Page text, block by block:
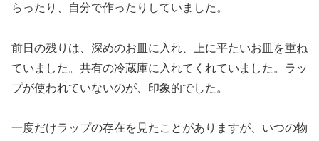
らったり、自分で作ったりしていました。
前日の残りは、深めのお皿に入れ、上に平たいお皿を重ね
ていました。共有の冷蔵庫に入れてくれていました。ラッ
プが使われていないのが、印象的でした。
一度だけラップの存在を見たことがありますが、いつの物